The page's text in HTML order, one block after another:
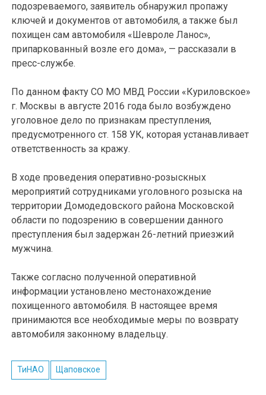
подозреваемого, заявитель обнаружил пропажу
ключей и документов от автомобиля, а также был
похищен сам автомобиля «Шевроле Ланос»,
припаркованный возле его дома», — рассказали в
пресс-службе.
По данном факту СО МО МВД России «Куриловское»
г. Москвы в августе 2016 года было возбуждено
уголовное дело по признакам преступления,
предусмотренного ст. 158 УК, которая устанавливает
ответственность за кражу.
В ходе проведения оперативно-розыскных
мероприятий сотрудниками уголовного розыска на
территории Домодедовского района Московской
области по подозрению в совершении данного
преступления был задержан 26-летний приезжий
мужчина.
Также согласно полученной оперативной
информации установлено местонахождение
похищенного автомобиля. В настоящее время
принимаются все необходимые меры по возврату
автомобиля законному владельцу.
ТиНАО Щаповское